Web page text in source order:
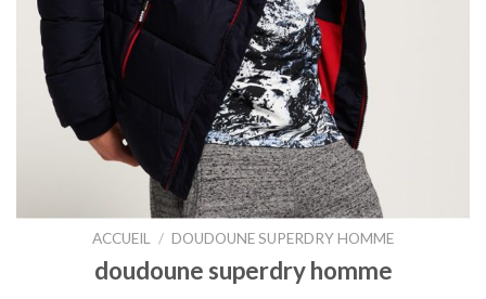
ACCUEIL / DOUDOUNE SUPERDRY HOMME
doudoune superdry homme